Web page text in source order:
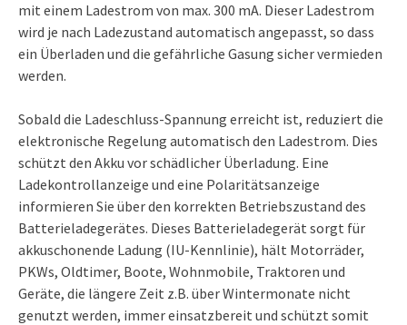
mit einem Ladestrom von max. 300 mA. Dieser Ladestrom
wird je nach Ladezustand automatisch angepasst, so dass
ein Überladen und die gefährliche Gasung sicher vermieden
werden.
Sobald die Ladeschluss-Spannung erreicht ist, reduziert die
elektronische Regelung automatisch den Ladestrom. Dies
schützt den Akku vor schädlicher Überladung. Eine
Ladekontrollanzeige und eine Polaritätsanzeige
informieren Sie über den korrekten Betriebszustand des
Batterieladegerätes. Dieses Batterieladegerät sorgt für
akkuschonende Ladung (IU-Kennlinie), hält Motorräder,
PKWs, Oldtimer, Boote, Wohnmobile, Traktoren und
Geräte, die längere Zeit z.B. über Wintermonate nicht
genutzt werden, immer einsatzbereit und schützt somit